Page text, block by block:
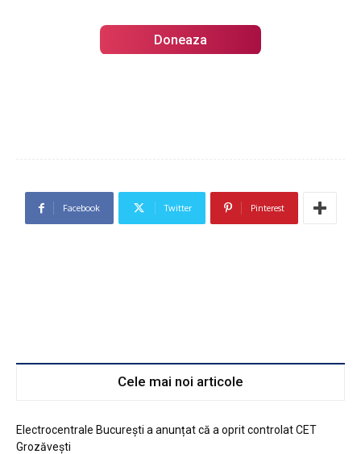
Doneaza
Facebook Twitter Pinterest
Cele mai noi articole
Electrocentrale București a anunțat că a oprit controlat CET
Grozăvești